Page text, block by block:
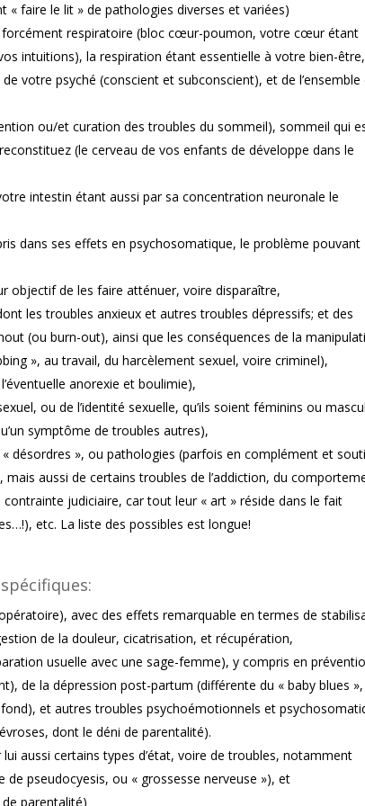
« faire le lit » de pathologies diverses et variées)
respiratoire (bloc cœur-poumon, votre cœur étant
intuitions), la respiration étant essentielle à votre bien-
votre psyché (conscient et subconscient), et de l’ensemble
ou/et curation des troubles du sommeil), sommeil qui
(le cerveau de vos enfants de développe dans le
intestin étant aussi par sa concentration neuronale le
dans ses effets en psychosomatique, le problème pouvant
objectif de les faire atténuer, voire disparaître,
les troubles anxieux et autres troubles dépressifs; et des
(ou burn-out), ainsi que les conséquences de la
», au travail, du harcèlement sexuel, voire criminel),
anorexie et boulimie),
ou de l’identité sexuelle, qu’ils soient féminins ou
symptôme de troubles autres),
désordres », ou pathologies (parfois en complément et
aussi de certains troubles de l’addiction, du
judiciaire, car tout leur « art » réside dans le fait
etc. La liste des possibles est longue!
avec des effets remarquable en termes de
de la douleur, cicatrisation, et récupération,
usuelle avec une sage-femme), y compris en
de la dépression post-partum (différente du « baby blues
et autres troubles psychoémotionnels et
dont le déni de parentalité).
aussi certains types d’état, voire de troubles, notamment
pseudocyesis, ou « grossesse nerveuse »), et
parentalité)